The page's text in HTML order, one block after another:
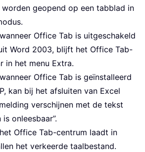
geopend op een tabblad in
Office Tab is uitgeschakeld
Word 2003, blijft het Office Tab-
in het menu Extra.
Office Tab is geïnstalleerd
kan bij het afsluiten van Excel
verschijnen met de tekst
onleesbaar”.
Office Tab-centrum laadt in
het verkeerde taalbestand.